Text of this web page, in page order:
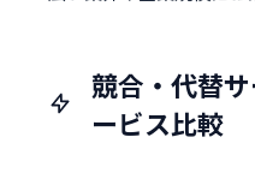
競合・代替
ービス比較